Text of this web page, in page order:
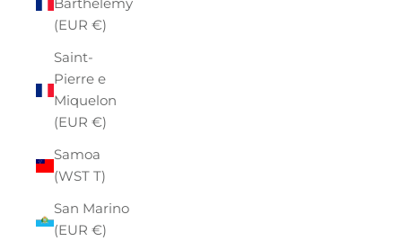
(EUR €)
Saint-
Pierre e
Miquelon
(EUR €)
Samoa
(WST T)
San Marino
(EUR €)